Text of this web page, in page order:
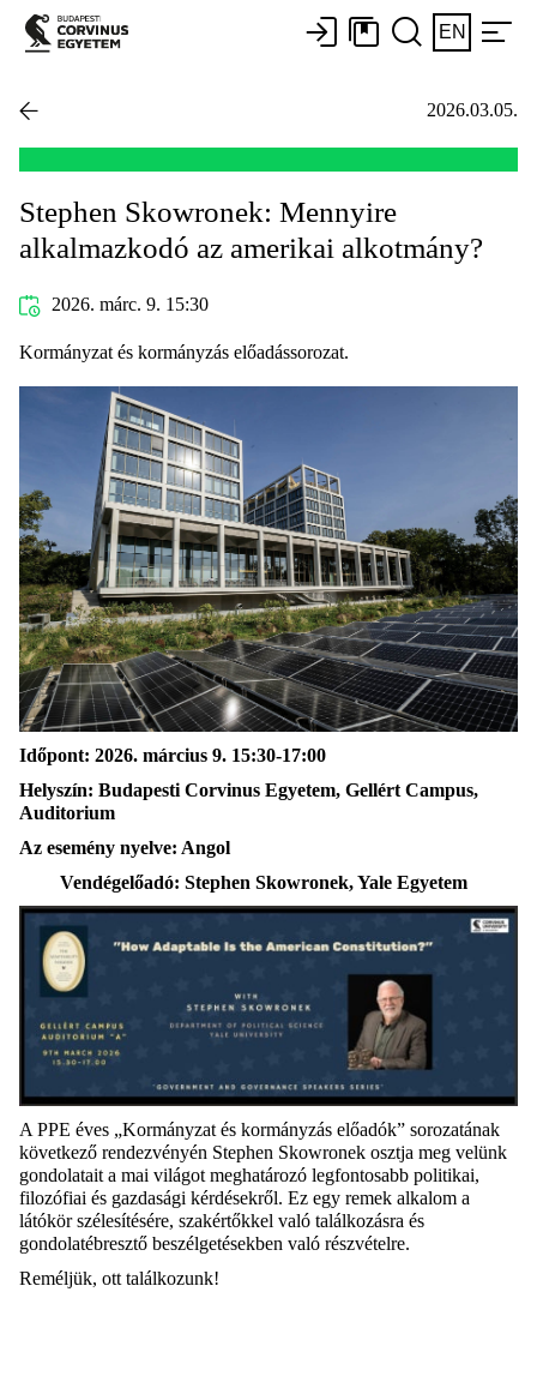
EN
2026.03.05.
Stephen Skowronek: Mennyire
alkalmazkodó az amerikai alkotmány?
2026. márc. 9. 15:30
Kormányzat és kormányzás előadássorozat.
Időpont: 2026. március 9. 15:30-17:00
Helyszín: Budapesti Corvinus Egyetem, Gellért Campus,
Auditorium
Az esemény nyelve: Angol
Vendégelőadó: Stephen Skowronek, Yale Egyetem
A PPE éves „Kormányzat és kormányzás előadók” sorozatának
következő rendezvényén Stephen Skowronek osztja meg velünk
gondolatait a mai világot meghatározó legfontosabb politikai,
filozófiai és gazdasági kérdésekről. Ez egy remek alkalom a
látókör szélesítésére, szakértőkkel való találkozásra és
gondolatébresztő beszélgetésekben való részvételre.
Reméljük, ott találkozunk!